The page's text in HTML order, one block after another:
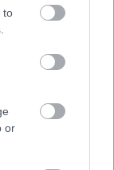
to
or
i dołączyć do